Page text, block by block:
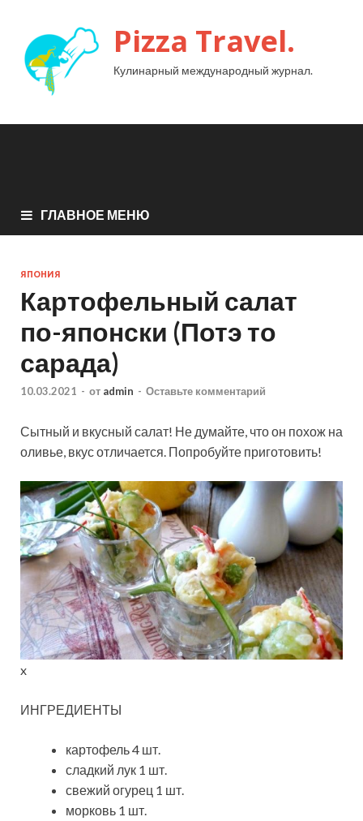
Pizza Travel.
Кулинарный международный журнал.
ГЛАВНОЕ МЕНЮ
ЯПОНИЯ
Картофельный салат
по-японски (Потэ то
сарада)
10.03.2021 - от admin - Оставьте комментарий
Сытный и вкусный салат! Не думайте, что он похож на
оливье, вкус отличается. Попробуйте приготовить!
x
ИНГРЕДИЕНТЫ
картофель 4 шт.
сладкий лук 1 шт.
свежий огурец 1 шт.
морковь 1 шт.